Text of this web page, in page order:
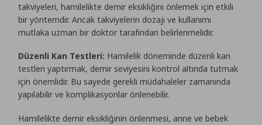
takviyeleri, hamilelikte demir eksikliğini önlemek için etkili
bir yöntemdir. Ancak takviyelerin dozajı ve kullanımı
mutlaka uzman bir doktor tarafından belirlenmelidir.
Düzenli Kan Testleri: Hamilelik döneminde düzenli kan
testleri yaptırmak, demir seviyesini kontrol altında tutmak
için önemlidir. Bu sayede gerekli müdahaleler zamanında
yapılabilir ve komplikasyonlar önlenebilir.
Hamilelikte demir eksikliğinin önlenmesi, anne ve bebek